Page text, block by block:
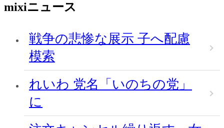
mixiニュース
戦争の悲惨な展示 子へ配慮
模索
れいわ 党名「いのちの党」
に